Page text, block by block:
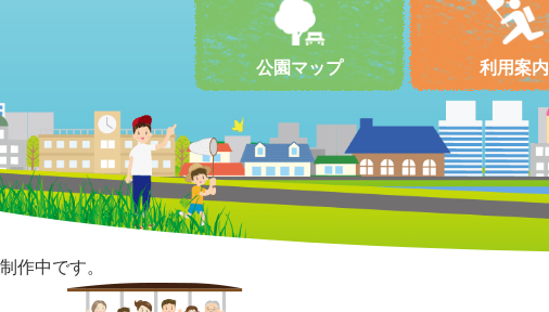
公園マップ 利用案内
制作中です。